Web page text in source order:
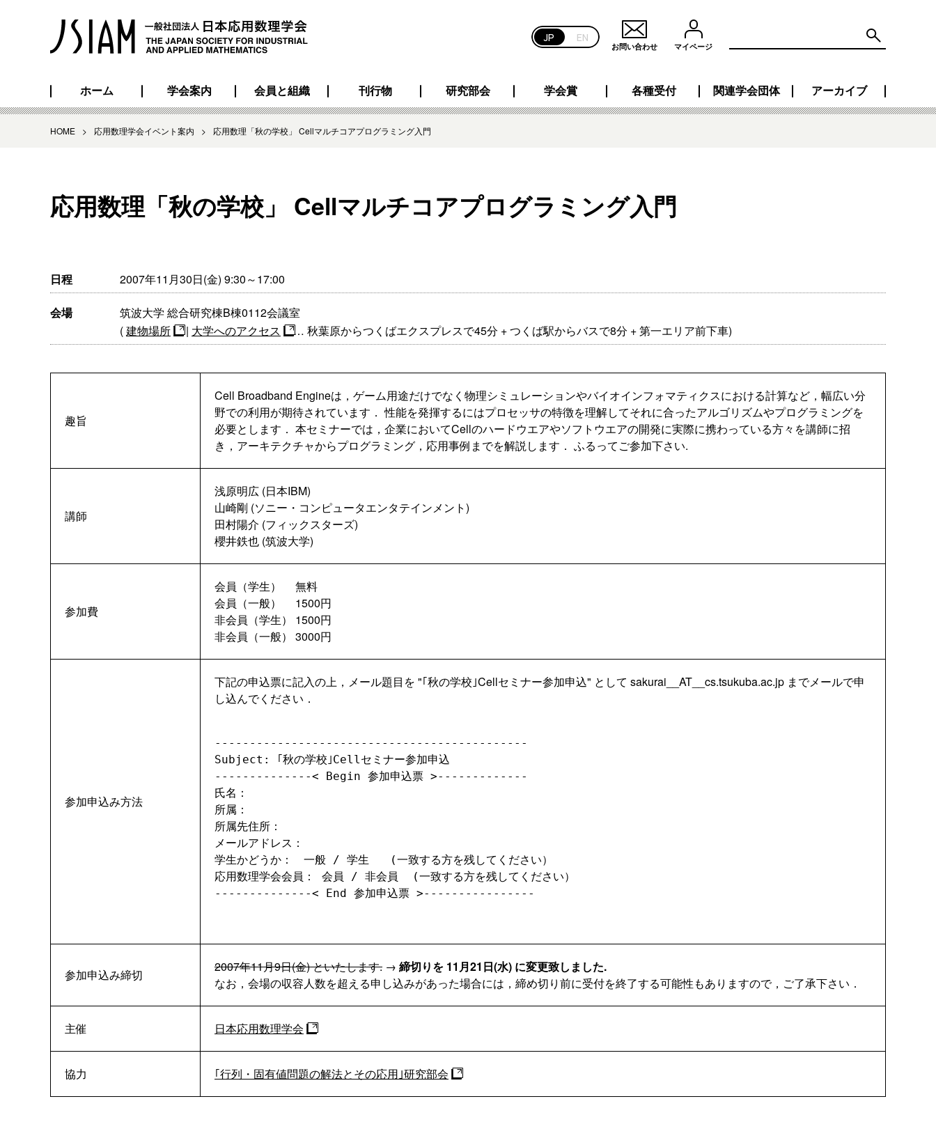
JP EN
お問い合わせ マイページ
ホーム 学会案内 会員と組織 刊行物 研究部会 学会賞 各種受付 関連学会団体 アーカイブ
HOME > 応用数理学会イベント案内 > 応用数理「秋の学校」 Cellマルチコアプログラミング入門
応用数理「秋の学校」 Cellマルチコアプログラミング入門
日程 2007年11月30日(金) 9:30～17:00
会場
筑波大学 総合研究棟B棟0112会議室
(建物場所 | 大学へのアクセス … 秋葉原からつくばエクスプレスで45分 + つくば駅からバスで8分 + 第一エリア前下車)
趣旨
Cell Broadband Engineは，ゲーム用途だけでなく物理シミュレーションやバイオインフォマティクスにおける計算など，幅広い分
野での利用が期待されています． 性能を発揮するにはプロセッサの特徴を理解してそれに合ったアルゴリズムやプログラミングを
必要とします． 本セミナーでは，企業においてCellのハードウエアやソフトウエアの開発に実際に携わっている方々を講師に招
き，アーキテクチャからプログラミング，応用事例までを解説します． ふるってご参加下さい.
講師
浅原明広 (日本IBM)
山崎剛 (ソニー・コンピュータエンタテインメント)
田村陽介 (フィックスターズ)
櫻井鉄也 (筑波大学)
参加費
会員（学生） 無料
会員（一般） 1500円
非会員（学生） 1500円
非会員（一般） 3000円
参加申込み方法
下記の申込票に記入の上，メール題目を "｢秋の学校｣Cellセミナー参加申込" として sakurai__AT__cs.tsukuba.ac.jp までメールで申
し込んでください．
---------------------------------------------
Subject: ｢秋の学校｣Cellセミナー参加申込
--------------< Begin 参加申込票 >-------------
氏名：
所属：
所属先住所：
メールアドレス：
学生かどうか：　一般 / 学生   (一致する方を残してください）
応用数理学会会員： 会員 / 非会員  (一致する方を残してください）
--------------< End 参加申込票 >----------------
参加申込み締切
2007年11月9日(金) といたします. → 締切りを 11月21日(水) に変更致しました.
なお，会場の収容人数を超える申し込みがあった場合には，締め切り前に受付を終了する可能性もありますので，ご了承下さい．
主催 日本応用数理学会
協力 ｢行列・固有値問題の解法とその応用｣研究部会